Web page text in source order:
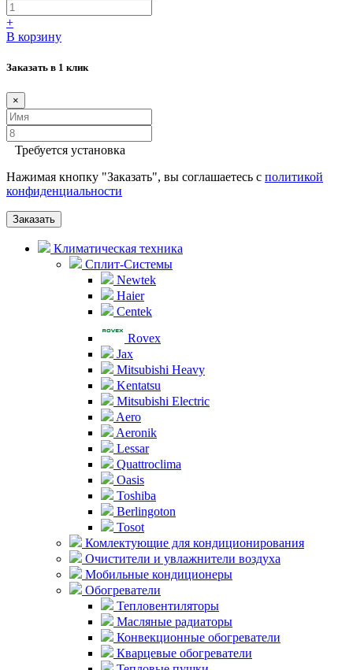
+
В корзину
Заказать в 1 клик
×
Требуется установка
Нажимая кнопку "Заказать", вы соглашаетесь с политикой
конфиденциальности
Заказать
Климатическая техника
Сплит-Системы
Newtek
Haier
Centek
Rovex
Jax
Mitsubishi Heavy
Kentatsu
Mitsubishi Electric
Aero
Aeronik
Lessar
Quattroclima
Oasis
Toshiba
Berlingoton
Tosot
Комлектующие для кондиционирования
Очистители и увлажнители воздуха
Мобильные кондиционеры
Обогреватели
Тепловентиляторы
Масляные радиаторы
Конвекционные обогреватели
Кварцевые обогреватели